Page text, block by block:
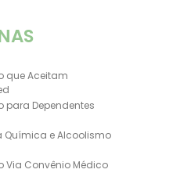
que Aceitam
para Dependentes
Química e Alcoolismo
Via Convênio Médico